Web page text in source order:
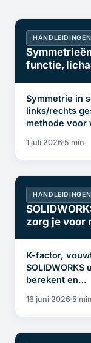
functie,
Symmetrie in
links/rechts
methode voor
1 juli 2026 5 min
zorg je voor
K-factor,
berekent en…
16 juni 2026 5 min